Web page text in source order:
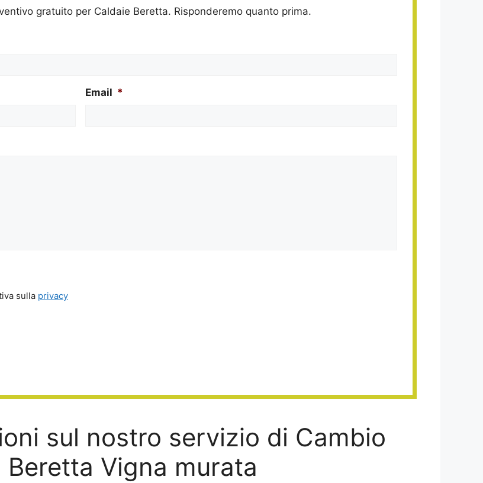
gratuito per Caldaie Beretta. Risponderemo quanto prima.
Email *
sulla privacy
sul nostro servizio di Cambio
Beretta Vigna murata